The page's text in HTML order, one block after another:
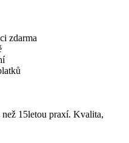
zdarma
15letou praxí. Kvalita,